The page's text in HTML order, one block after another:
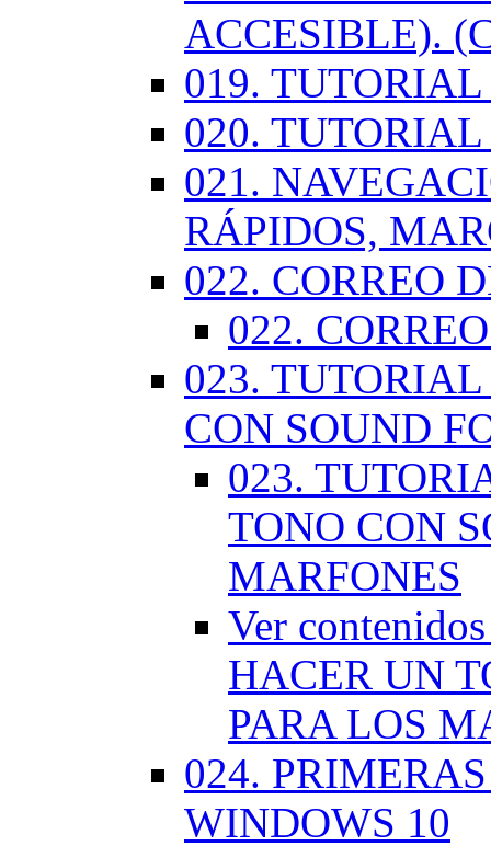
ACCESIBLE).
019.
020.
021.
RÁPIDOS,
022. CORREO
022.
023.
CON SOUND
023.
TONO CON
MARFONES
Ver
HACER UN
PARA LOS
024.
WINDOWS 10